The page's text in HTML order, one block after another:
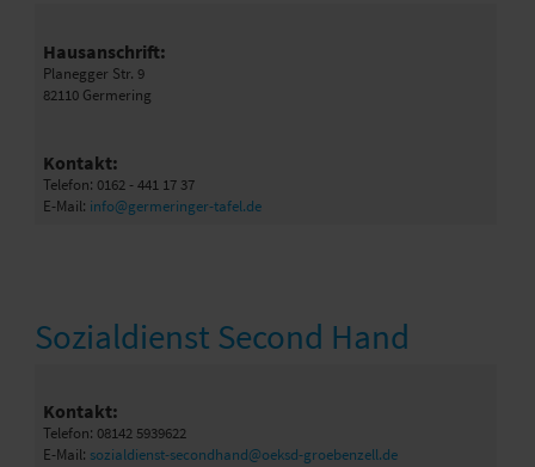
Hausanschrift:
Planegger Str. 9
82110 Germering
Kontakt:
Telefon: 0162 - 441 17 37
E-Mail: info@germeringer-tafel.de
Sozialdienst Second Hand
Kontakt:
Telefon: 08142 5939622
E-Mail: sozialdienst-secondhand@oeksd-groebenzell.de